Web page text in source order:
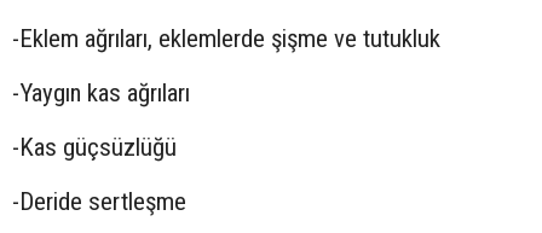
-Eklem ağrıları, eklemlerde şişme ve tutukluk
-Yaygın kas ağrıları
-Kas güçsüzlüğü
-Deride sertleşme